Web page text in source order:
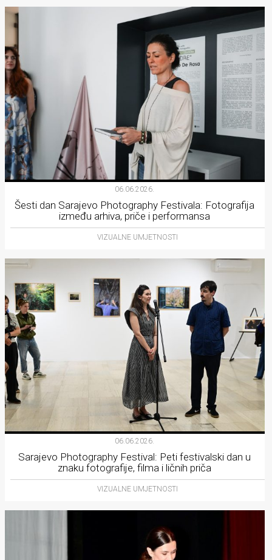
06.06.2026.
Šesti dan Sarajevo Photography Festivala: Fotografija
između arhiva, priče i performansa
VIZUALNE UMJETNOSTI
06.06.2026.
Sarajevo Photography Festival: Peti festivalski dan u
znaku fotografije, filma i ličnih priča
VIZUALNE UMJETNOSTI